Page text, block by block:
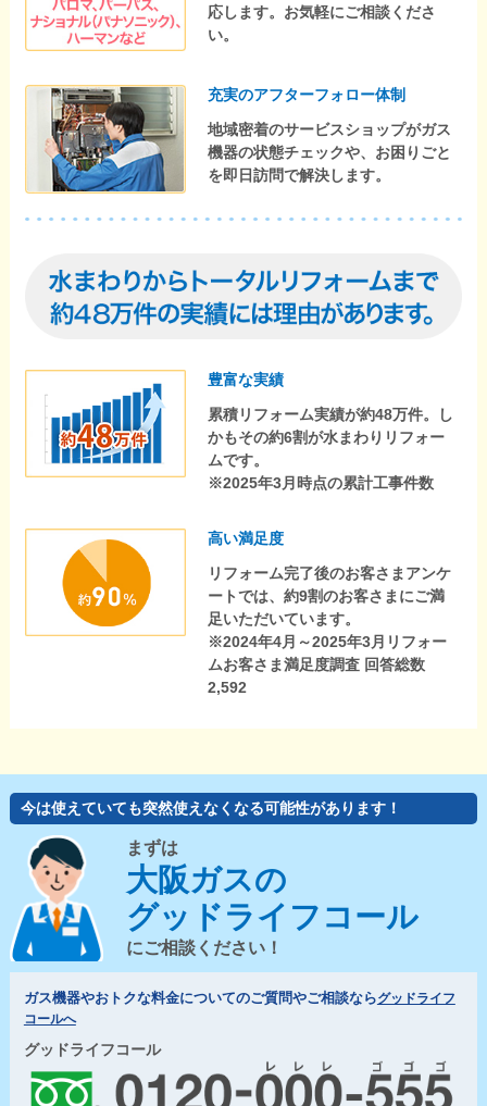
応します。お気軽にご相談くださ
い。
充実のアフターフォロー体制
地域密着のサービスショップがガス
機器の状態チェックや、お困りごと
を即日訪問で解決します。
豊富な実績
累積リフォーム実績が約48万件。し
かもその約6割が水まわりリフォー
ムです。
※2025年3月時点の累計工事件数
高い満足度
リフォーム完了後のお客さまアンケ
ートでは、約9割のお客さまにご満
足いただいています。
※2024年4月～2025年3月リフォー
ムお客さま満足度調査 回答総数
2,592
今は使えていても突然使えなくなる可能性があります！
まずは
大阪ガスの
グッドライフコール
にご相談ください！
ガス機器やおトクな料金についてのご質問やご相談ならグッドライフ
コールへ
グッドライフコール